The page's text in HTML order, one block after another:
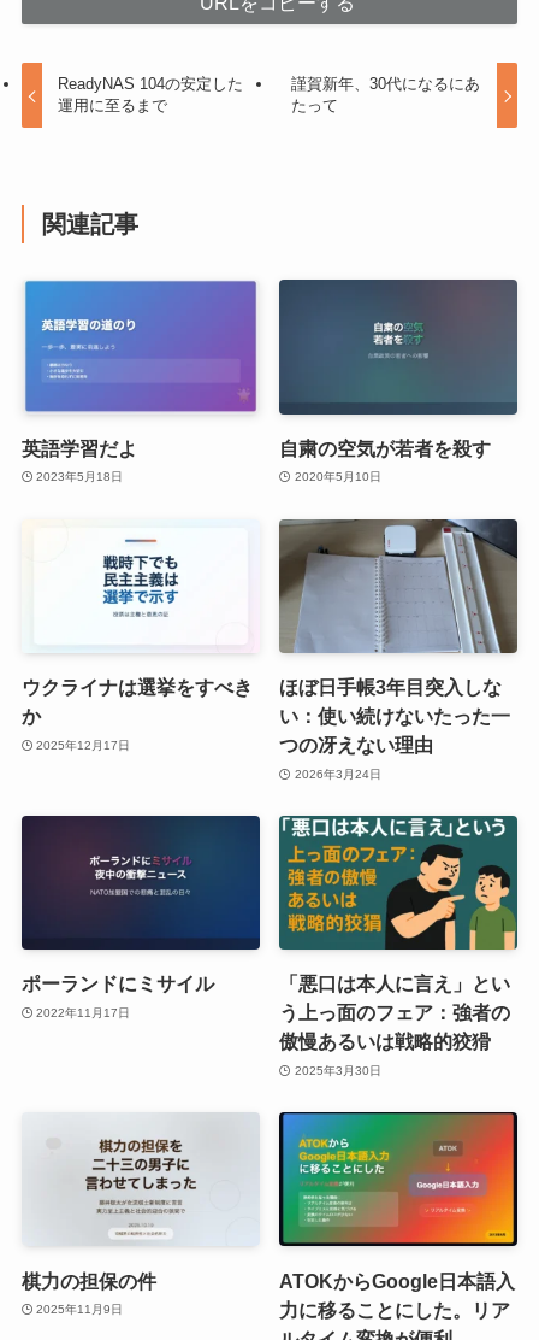
ReadyNAS 104の安定した
運用に至るまで
謹賀新年、30代になるにあ
たって
関連記事
英語学習だよ
2023年5月18日
自粛の空気が若者を殺す
2020年5月10日
ウクライナは選挙をすべき
か
2025年12月17日
ほぼ日手帳3年目突入しな
い：使い続けないたった一
つの冴えない理由
2026年3月24日
ポーランドにミサイル
2022年11月17日
「悪口は本人に言え」とい
う上っ面のフェア：強者の
傲慢あるいは戦略的狡猾
2025年3月30日
棋力の担保の件
2025年11月9日
ATOKからGoogle日本語入
力に移ることにした。リア